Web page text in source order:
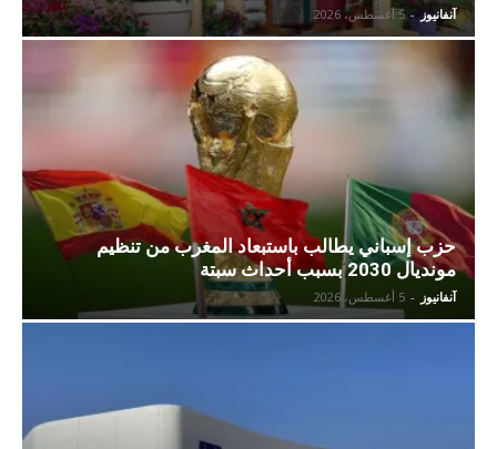
آنفانيوز - 5 أغسطس، 2026
حزب إسباني يطالب باستبعاد المغرب من تنظيم
مونديال 2030 بسبب أحداث سبتة
آنفانيوز - 5 أغسطس، 2026